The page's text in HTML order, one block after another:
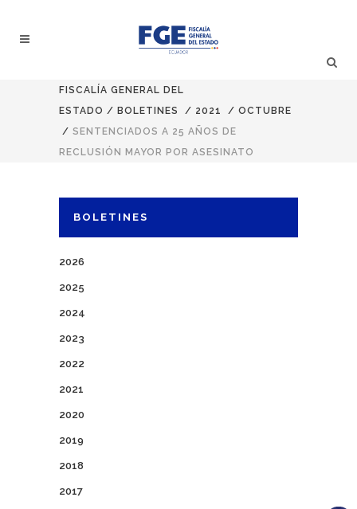
FISCALÍA GENERAL DEL
ESTADO / BOLETINES / 2021 / OCTUBRE
/ SENTENCIADOS A 25 AÑOS DE
RECLUSIÓN MAYOR POR ASESINATO
BOLETINES
2026
2025
2024
2023
2022
2021
2020
2019
2018
2017